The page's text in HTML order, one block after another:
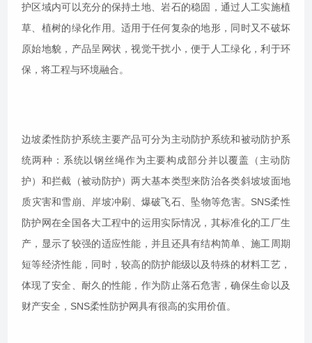
护区域内可以充分的保持土地、岩石的稳固，通过人工实施植
草、植树的绿化作用。适用于任何复杂的地形，同时又不破坏
原始地貌，产品呈网状，视觉干扰小，便于人工绿化，利于环
保，将工程与环境融合。
边坡柔性防护系统主要产品可分为主动防护系统和被动防护系
统两种：系统以钢丝绳作为主要构成部分并以覆盖（主动防
护）和拦截（被动防护）两大基本类型来防治各类斜坡坡面地
质灾害和雪崩、岸坡冲刷、爆破飞石、坠物等危害。SNS柔性
防护网在全国各大工程中的运用实际情况，其标准化的工厂生
产，显示了较强的适应性能，并且还具有结构简单、施工周期
短等经济性能，同时，较高的防护能级以及特殊的材料工艺，
体现了安全、耐久的性能，作为防止落石危害，确保生命以及
财产安全，SNS柔性防护网具有很高的实用价值。